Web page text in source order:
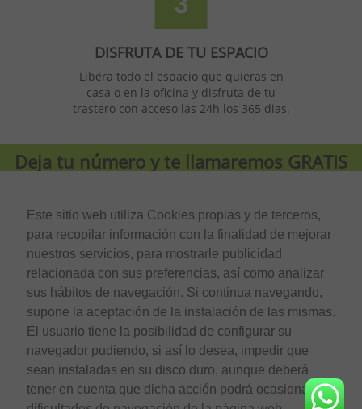
Este sitio web utiliza Cookies propias y de terceros,
para recopilar información con la finalidad de mejorar
nuestros servicios, para mostrarle publicidad
relacionada con sus preferencias, así como analizar
sus hábitos de navegación. Si continua navegando,
supone la aceptación de la instalación de las mismas.
El usuario tiene la posibilidad de configurar su
navegador pudiendo, si así lo desea, impedir que
sean instaladas en su disco duro, aunque deberá
tener en cuenta que dicha acción podrá ocasionar
DISFRUTA DE TU ESPACIO
Libéra todo el espacio que quieras en
casa o en la oficina y disfruta de tu
trastero con acceso las 24h los 365 dias.
Deja tu número y te llamaremos GRATIS
He leído y acepto laPolítica de privacidad.
Carrer de l’Oliverar, 6
08940 – Cornellà (Barcelona)
Tel. 935 255 631
info@trasterosbcn.com
Nuestros servicios